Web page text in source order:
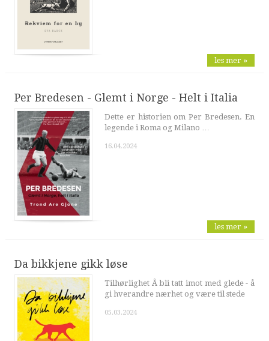
les mer »
Per Bredesen - Glemt i Norge - Helt i Italia
Dette er historien om Per Bredesen. En
legende i Roma og Milano …
16.04.2024
les mer »
Da bikkjene gikk løse
Tilhørlighet Å bli tatt imot med glede - å
gi hverandre nærhet og være til stede
05.03.2024